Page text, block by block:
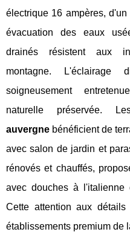
électrique 16 ampères,
évacuation des eaux
drainés résistent aux
montagne.
soigneusement
naturelle préservée.
auvergne bénéficient de
avec salon de jardin et
rénovés et chauffés,
avec douches à l'italienne
Cette attention aux
établissements premium de